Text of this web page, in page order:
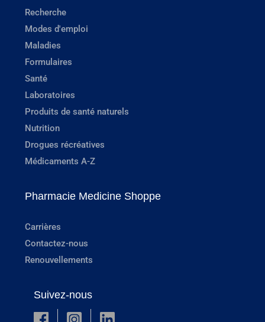
Recherche
Modes d'emploi
Maladies
Formulaires
Santé
Laboratoires
Produits de santé naturels
Nutrition
Drogues récréatives
Médicaments A-Z
Pharmacie Medicine Shoppe
Carrières
Contactez-nous
Renouvellements
Suivez-nous